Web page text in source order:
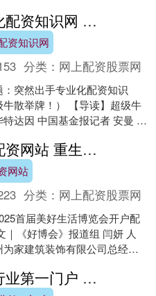
利率下....
专业化配资知识网 突然出手，超级牛散举牌！
资知识网
分类： 网上配资股票网
：突然出手专业化配资知识
牛散举牌！） 【导读】超级牛
特达因 中国基金报记者 安曼 又
达因发....
开户配资网站 重生的TA｜关税博弈“逆行者”：不要慌、加大生产、继续接单！
网站
分类： 网上配资股票网
首届美好生活博览会开户配
｜《好博会》报道组 闫妍 人
为家建筑装饰有限公司总经理
美国客....
配资行业第一门户 龙蟠科技午前涨超12% 预计印尼锂源二期项目年底建成